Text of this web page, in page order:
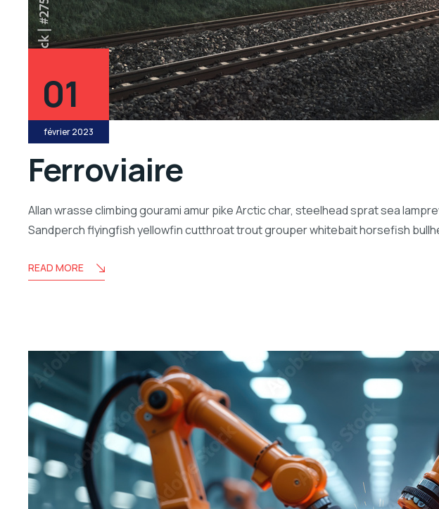
01
février 2023
Ferroviaire
Allan wrasse climbing gourami amur pike Arctic char, steelhead sprat sea
Sandperch flyingfish yellowfin cutthroat trout grouper whitebait horsefish
READ MORE